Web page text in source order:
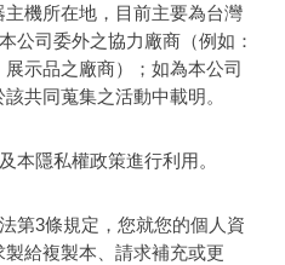
機所在地，目前主要為台灣
公司委外之協力廠商（例如：
示品之廠商）；如為本公司
共同蒐集之活動中載明。
本隱私權政策進行利用。
第3條規定，您就您的個人資
給複製本、請求補充或更